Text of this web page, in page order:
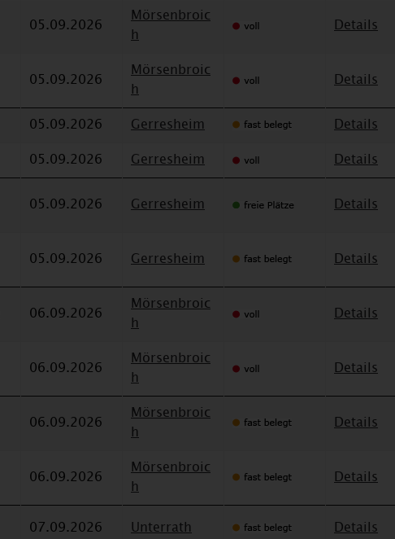
05.09.2026
Mörsenbroic
h
Details
05.09.2026
Mörsenbroic
h
Details
05.09.2026 Gerresheim Details
05.09.2026 Gerresheim Details
05.09.2026 Gerresheim Details
05.09.2026 Gerresheim Details
06.09.2026
Mörsenbroic
h
Details
06.09.2026
Mörsenbroic
h
Details
06.09.2026
Mörsenbroic
h
Details
06.09.2026
Mörsenbroic
h
Details
07.09.2026 Unterrath Details